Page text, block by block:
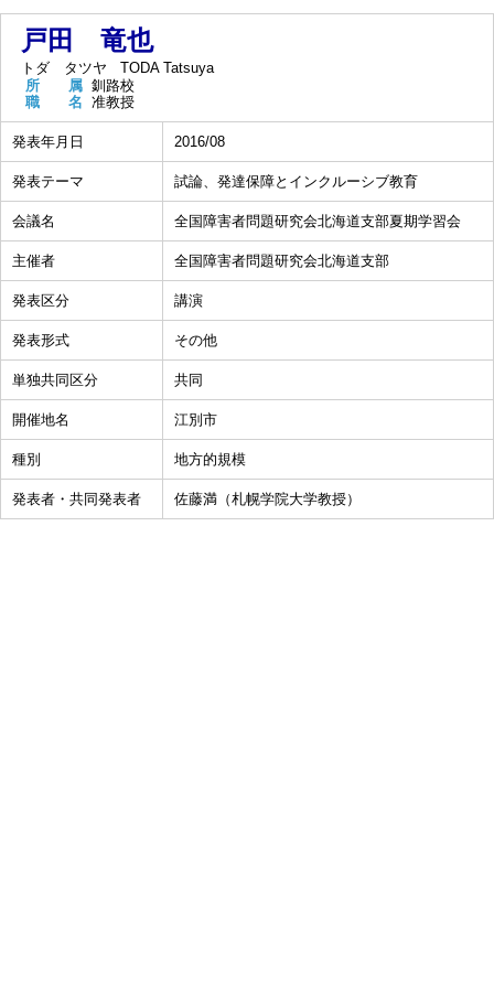
戸田 竜也
トダ タツヤ
TODA Tatsuya
所 属 釧路校
職 名 准教授
発表年月日 2016/08
発表テーマ 試論、発達保障とインクルーシブ教育
会議名 全国障害者問題研究会北海道支部夏期学習会
主催者 全国障害者問題研究会北海道支部
発表区分 講演
発表形式 その他
単独共同区分 共同
開催地名 江別市
種別 地方的規模
発表者・共同発表者 佐藤満（札幌学院大学教授）